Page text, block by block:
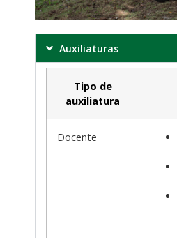
Auxiliaturas
Tipo de
auxiliatura
Docente